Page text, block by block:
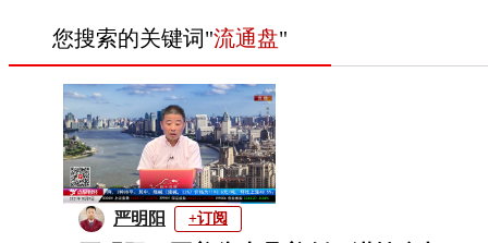
您搜索的关键词"流通盘"
严明阳 +订阅